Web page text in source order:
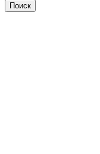
Поиск